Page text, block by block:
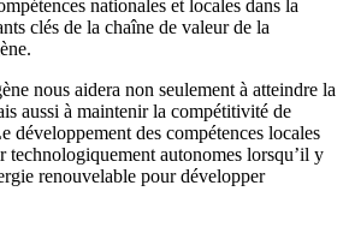
nationales et locales dans la
clés de la chaîne de valeur de la
nous aidera non seulement à atteindre la
aussi à maintenir la compétitivité de
développement des compétences locales
technologiquement autonomes lorsqu’il y
renouvelable pour développer